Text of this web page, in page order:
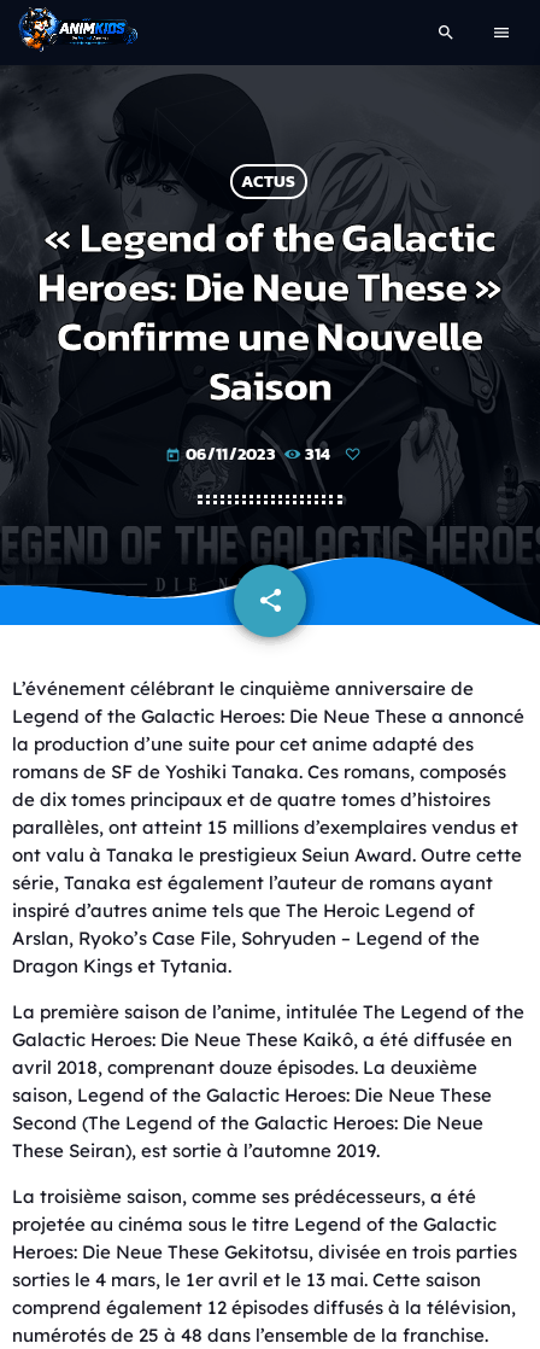
search menu
ACTUS
« Legend of the Galactic
Heroes: Die Neue These »
Confirme une Nouvelle
Saison
today 06/11/2023 314
share
email
L’événement célébrant le cinquième anniversaire de
Legend of the Galactic Heroes: Die Neue These a annoncé
la production d’une suite pour cet anime adapté des
romans de SF de Yoshiki Tanaka. Ces romans, composés
de dix tomes principaux et de quatre tomes d’histoires
parallèles, ont atteint 15 millions d’exemplaires vendus et
ont valu à Tanaka le prestigieux Seiun Award. Outre cette
série, Tanaka est également l’auteur de romans ayant
inspiré d’autres anime tels que The Heroic Legend of
Arslan, Ryoko’s Case File, Sohryuden – Legend of the
Dragon Kings et Tytania.
La première saison de l’anime, intitulée The Legend of the
Galactic Heroes: Die Neue These Kaikô, a été diffusée en
avril 2018, comprenant douze épisodes. La deuxième
saison, Legend of the Galactic Heroes: Die Neue These
Second (The Legend of the Galactic Heroes: Die Neue
These Seiran), est sortie à l’automne 2019.
La troisième saison, comme ses prédécesseurs, a été
projetée au cinéma sous le titre Legend of the Galactic
Heroes: Die Neue These Gekitotsu, divisée en trois parties
sorties le 4 mars, le 1er avril et le 13 mai. Cette saison
comprend également 12 épisodes diffusés à la télévision,
numérotés de 25 à 48 dans l’ensemble de la franchise.